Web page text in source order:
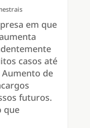
em que
casos até
de
futuros.
que